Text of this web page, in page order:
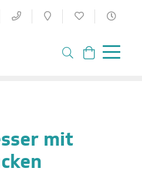
mit